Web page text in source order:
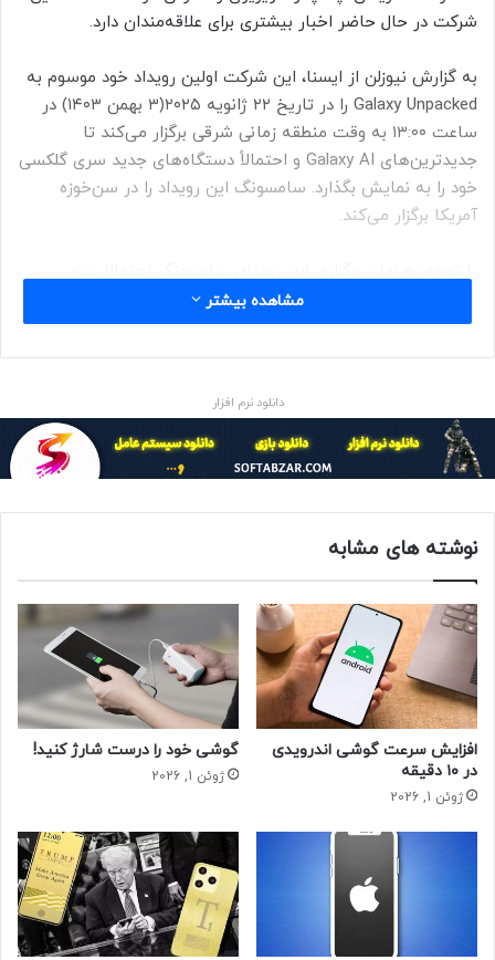
شرکت در حال حاضر اخبار بیشتری برای علاقه‌مندان دارد.
به گزارش نیوزلن از ایسنا، این شرکت اولین رویداد خود موسوم به
Galaxy Unpacked را در تاریخ ۲۲ ژانویه ۲۰۲۵(۳ بهمن ۱۴۰۳) در
ساعت ۱۳:۰۰ به وقت منطقه زمانی شرقی برگزار می‌کند تا
جدیدترین‌های Galaxy AI و احتمالاً دستگاه‌های جدید سری گلکسی
خود را به نمایش بگذارد. سامسونگ این رویداد را در سن‌خوزه
آمریکا برگزار می‌کند.
گلکسی اس ۲۵(Galaxy S۲۵) را معرفی خواهد کرد و احتمال زیادی
وجود دارد که از تراشه جدید «اسنپدراگون ۸ الیت» و طراحی به‌ روز
شده، حداقل در گوشی هوشمند «گلکسی S۲۵ اولترا» استفاده کند.
آنچه ممکن است جالب‌تر باشد، دستگاه‌های غیر هوشمندی است
که سامسونگ می‌تواند به نمایش بگذارد. شایعه شده است که
این شرکت در حال حاضر یک حلقه هوشمند موسوم به «گلکسی
هدست جدید خود نیز در این رویداد رونمایی خواهد کرد.
این رویداد در تاریخ مذکور از وبسایت سامسونگ و همچنین کانال
این شرکت در یوتیوب به صورت زنده پخش خواهد شد.
حتما بخوانید :چرا وقتی تلفن به گوش نزدیک می‌شود، پیام
صوتی متوقف می‌شود؟
گلکسی S25
مشاهده بیشتر
دانلود نرم افزار
نوشته های مشابه
افزایش سرعت گوشی اندرویدی
در ۱۰ دقیقه
ژوئن 1, 2026
گوشی خود را درست شارژ کنید!
ژوئن 1, 2026